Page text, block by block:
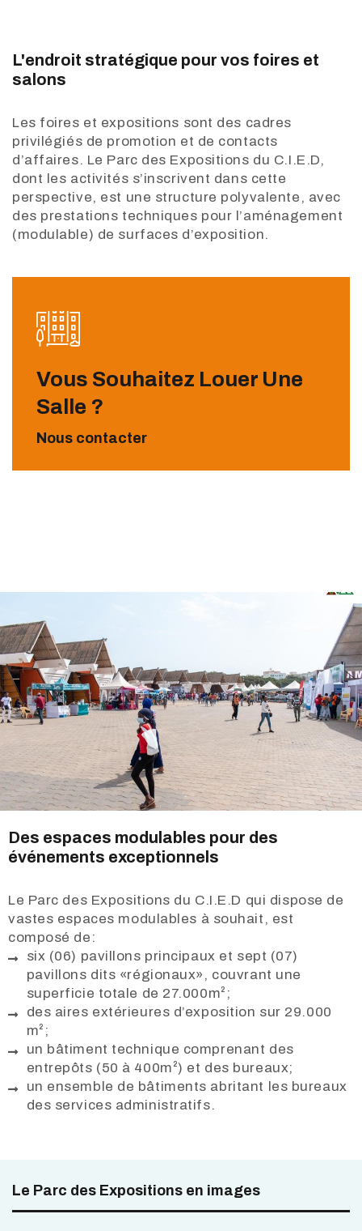
L'endroit stratégique pour vos foires et
salons
Les foires et expositions sont des cadres
privilégiés de promotion et de contacts
d’affaires. Le Parc des Expositions du C.I.E.D,
dont les activités s’inscrivent dans cette
perspective, est une structure polyvalente, avec
des prestations techniques pour l’aménagement
(modulable) de surfaces d’exposition.
Vous Souhaitez Louer Une
Salle ?
Nous contacter
Des espaces modulables pour des
événements exceptionnels
Le Parc des Expositions du C.I.E.D qui dispose de
vastes espaces modulables à souhait, est
composé de:
six (06) pavillons principaux et sept (07)
pavillons dits «régionaux», couvrant une
superficie totale de 27.000m²;
des aires extérieures d’exposition sur 29.000
m²;
un bâtiment technique comprenant des
entrepôts (50 à 400m²) et des bureaux;
un ensemble de bâtiments abritant les bureaux
des services administratifs.
Le Parc des Expositions en images